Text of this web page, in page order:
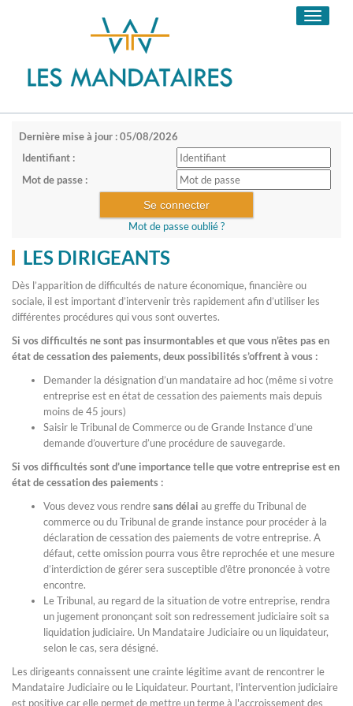
Toggle
Dernière mise à jour : 05/08/2026
Identifiant :
Mot de passe :
Mot de passe oublié ?
LES DIRIGEANTS
Dès l’apparition de difficultés de nature économique, financière ou
sociale, il est important d’intervenir très rapidement afin d’utiliser les
différentes procédures qui vous sont ouvertes.
Si vos difficultés ne sont pas insurmontables et que vous n’êtes pas en
état de cessation des paiements, deux possibilités s’offrent à vous :
Demander la désignation d’un mandataire ad hoc (même si votre
entreprise est en état de cessation des paiements mais depuis
moins de 45 jours)
Saisir le Tribunal de Commerce ou de Grande Instance d’une
demande d’ouverture d’une procédure de sauvegarde.
Si vos difficultés sont d’une importance telle que votre entreprise est en
état de cessation des paiements :
Vous devez vous rendresans délai au greffe du Tribunal de
commerce ou du Tribunal de grande instance pour procéder à la
déclaration de cessation des paiements de votre entreprise. A
défaut, cette omission pourra vous être reprochée et une mesure
d’interdiction de gérer sera susceptible d’être prononcée à votre
encontre.
Le Tribunal, au regard de la situation de votre entreprise, rendra
un jugement prononçant soit son redressement judiciaire soit sa
liquidation judiciaire. Un Mandataire Judiciaire ou un liquidateur,
selon le cas, sera désigné.
Les dirigeants connaissent une crainte légitime avant de rencontrer le
Mandataire Judiciaire ou le Liquidateur. Pourtant, l'intervention judiciaire
est positive car elle permet de mettre un terme à l'accroissement des